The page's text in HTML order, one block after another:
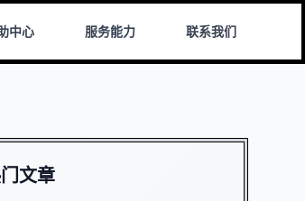
中心 服务能力 联系我们
文章